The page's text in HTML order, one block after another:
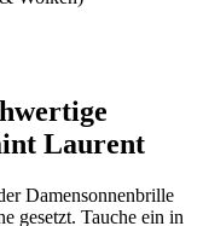
Laurent
Damensonnenbrille
gesetzt. Tauche ein in